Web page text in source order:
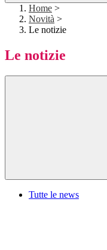
Home >
Novità >
Le notizie
Le notizie
Tutte le news